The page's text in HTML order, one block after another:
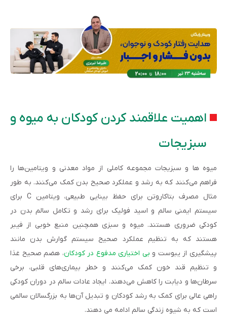
اهمیت علاقمند کردن کودکان به میوه و
سبزیجات
میوه ها و سبزیجات مجموعه کاملی از مواد معدنی و ویتامین‌ها را
فراهم می‌کنند که به رشد و عملکرد صحیح بدن کمک می‌کنند. به طور
مثال مصرف بتاکاروتن برای حفظ بینایی طبیعی، ویتامین C برای
سیستم ایمنی سالم و اسید فولیک برای رشد و تکامل سالم بدن در
کودکی ضروری هستند. میوه و سبزی همچنین منبع خوبی از فیبر
هستند که به تنظیم عملکرد صحیح سیستم گوارش بدن مانند
پیشگیری از یبوست و بی اختیاری مدفوع در کودکان، هضم صحیح غذا
و تنظیم قند خون کمک می‌کنند و خطر بیماری‌های قلبی، برخی
سرطان‌ها و دیابت را کاهش می‌دهند. ایجاد عادات سالم در دوران کودکی
راهی عالی برای کمک به رشد کودکان و تبدیل آن‌ها به بزرگسالان سالمی
است که به شیوه زندگی سالم ادامه می دهند.